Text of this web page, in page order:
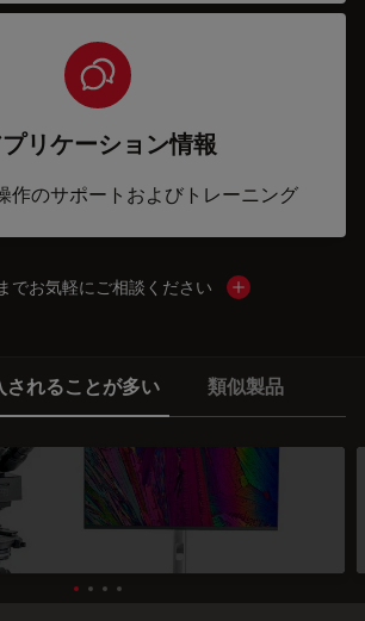
リケーション情報
作のサポートおよびトレーニング
でお気軽にご相談ください Show local
されることが多い 類似製品